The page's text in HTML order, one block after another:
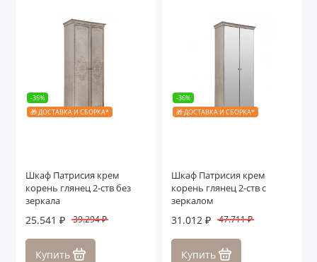
-35%
🎁 ДОСТАВКА И СБОРКА*
Шкаф Патрисия крем
корень глянец 2-ств без
зеркала
25.541 ₽ 39.294 ₽
Купить
-36%
🎁 ДОСТАВКА И СБОРКА*
Шкаф Патрисия крем
корень глянец 2-ств с
зеркалом
31.012 ₽ 47.711 ₽
Купить